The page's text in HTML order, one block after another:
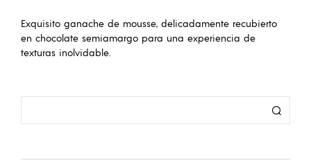
Exquisito ganache de mousse, delicadamente recubierto
en chocolate semiamargo para una experiencia de
texturas inolvidable.